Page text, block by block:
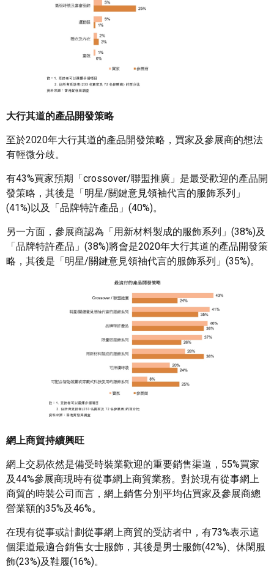
大行其道的產品開發策略
至於2020年大行其道的產品開發策略，買家及參展商的想法
有輕微分歧。
有43%買家預期「crossover/聯盟推廣」是最受歡迎的產品開
發策略，其後是「明星/關鍵意見領袖代言的服飾系列」
(41%)以及「品牌特許產品」(40%)。
另一方面，參展商認為「用新材料製成的服飾系列」(38%)及
「品牌特許產品」(38%)將會是2020年大行其道的產品開發策
略，其後是「明星/關鍵意見領袖代言的服飾系列」(35%)。
網上商貿持續興旺
網上交易依然是備受時裝業歡迎的重要銷售渠道，55%買家
及44%參展商現時有從事網上商貿業務。對於現有從事網上
商貿的時裝公司而言，網上銷售分別平均佔買家及參展商總
營業額的35%及46%。
在現有從事或計劃從事網上商貿的受訪者中，有73%表示這
個渠道最適合銷售女士服飾，其後是男士服飾(42%)、休閑服
飾(23%)及鞋履(16%)。